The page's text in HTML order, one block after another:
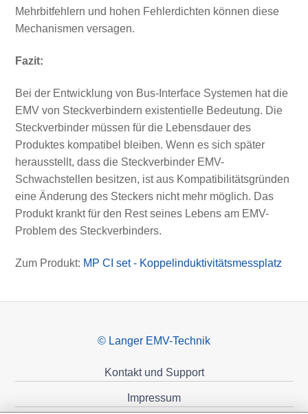
Mehrbitfehlern und hohen Fehlerdichten können diese
Mechanismen versagen.
Fazit:
Bei der Entwicklung von Bus-Interface Systemen hat die
EMV von Steckverbindern existentielle Bedeutung. Die
Steckverbinder müssen für die Lebensdauer des
Produktes kompatibel bleiben. Wenn es sich später
herausstellt, dass die Steckverbinder EMV-
Schwachstellen besitzen, ist aus Kompatibilitätsgründen
eine Änderung des Steckers nicht mehr möglich. Das
Produkt krankt für den Rest seines Lebens am EMV-
Problem des Steckverbinders.
Zum Produkt: MP CI set - Koppelinduktivitätsmessplatz
© Langer EMV-Technik
Kontakt und Support
Impressum